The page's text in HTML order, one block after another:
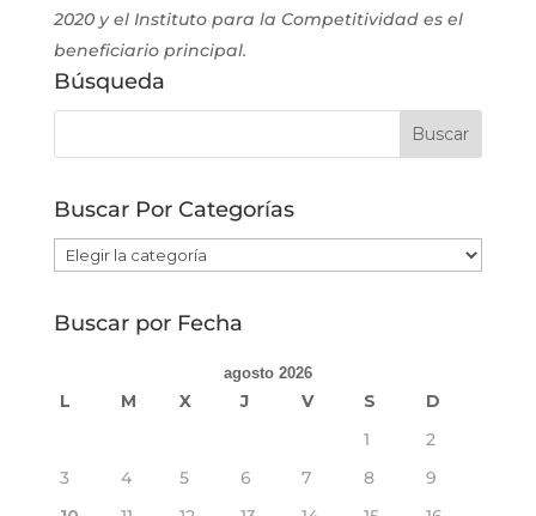
2020 y el Instituto para la Competitividad es el
beneficiario principal.
Búsqueda
Buscar Por Categorías
Buscar
Categorías
Buscar por Fecha
agosto 2026
L M X J V S
D
1
2
3
4 5 6 7 8
9